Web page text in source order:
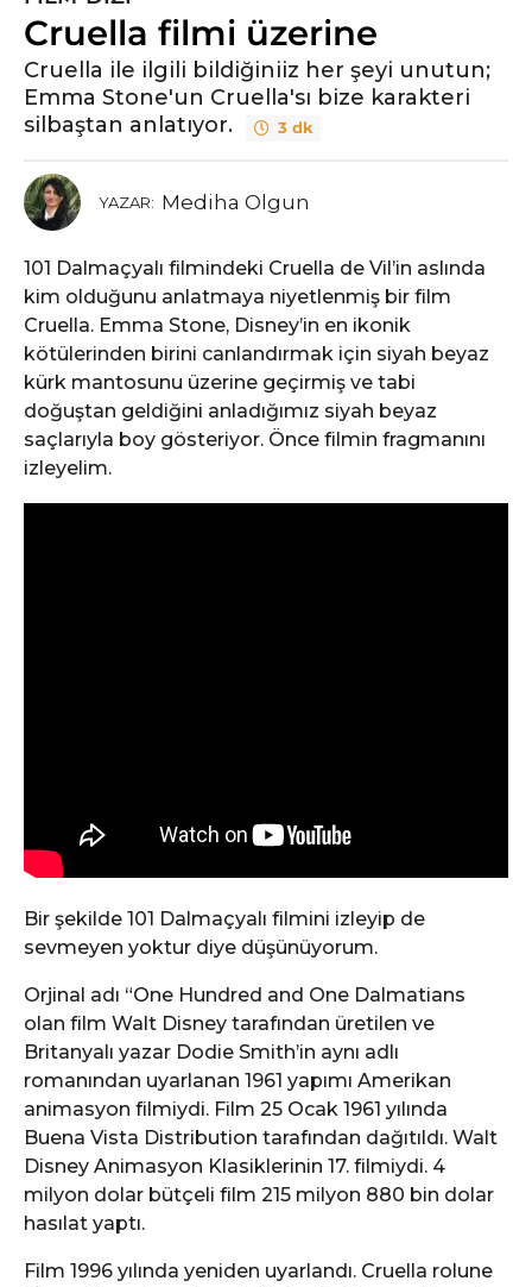
y
l
ö
n
e
5
ı
l
ö
n
c
e
Cruella filmi üzerine
Cruella ile ilgili bildiğiniiz her şeyi unutun;
Emma Stone'un Cruella'sı bize karakteri
silbaştan anlatıyor.
3 dk
YAZAR: Mediha Olgun
101 Dalmaçyalı filmindeki Cruella de Vil’in aslında
kim olduğunu anlatmaya niyetlenmiş bir film
Cruella. Emma Stone, Disney’in en ikonik
kötülerinden birini canlandırmak için siyah beyaz
kürk mantosunu üzerine geçirmiş ve tabi
doğuştan geldiğini anladığımız siyah beyaz
saçlarıyla boy gösteriyor. Önce filmin fragmanını
izleyelim.
Bir şekilde 101 Dalmaçyalı filmini izleyip de
sevmeyen yoktur diye düşünüyorum.
Orjinal adı “One Hundred and One Dalmatians
olan film Walt Disney tarafından üretilen ve
Britanyalı yazar Dodie Smith’in aynı adlı
romanından uyarlanan 1961 yapımı Amerikan
animasyon filmiydi. Film 25 Ocak 1961 yılında
Buena Vista Distribution tarafından dağıtıldı. Walt
Disney Animasyon Klasiklerinin 17. filmiydi. 4
milyon dolar bütçeli film 215 milyon 880 bin dolar
hasılat yaptı.
Film 1996 yılında yeniden uyarlandı. Cruella rolune